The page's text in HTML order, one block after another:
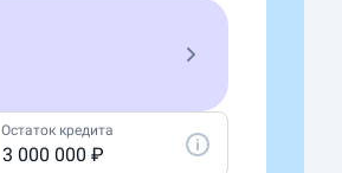
Остаток кредита